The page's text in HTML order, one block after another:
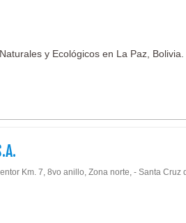
y Ecológicos en La Paz, Bolivia.
Km. 7, 8vo anillo, Zona norte, - Santa Cruz